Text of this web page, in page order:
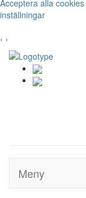
Acceptera alla cookies
inställningar
‹ ›
Meny